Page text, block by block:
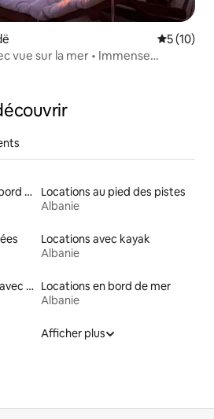
5 (10)
vue sur la mer • Immense
Maisons en location en bord de mer
Locations au pied des pistes
Albanie
Locations avec kayak
Albanie
Locations de vacances avec piscine Locations en bord de mer
Albanie
Afficher plus